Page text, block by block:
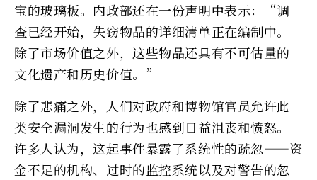
宝的玻璃板。内政部还在一份声明中表示：“调
查已经开始，失窃物品的详细清单正在编制中。
除了市场价值之外，这些物品还具有不可估量的
文化遗产和历史价值。”
除了悲痛之外，人们对政府和博物馆官员允许此
类安全漏洞发生的行为也感到日益沮丧和愤怒。
许多人认为，这起事件暴露了系统性的疏忽——资
金不足的机构、过时的监控系统以及对警告的忽